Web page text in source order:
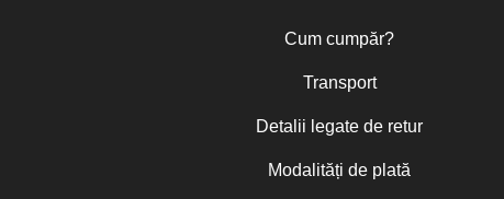
Cum cumpăr?
Transport
Detalii legate de retur
Modalități de plată